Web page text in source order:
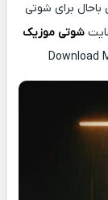
باحال برای شوتی
شوتی موزیک
Download